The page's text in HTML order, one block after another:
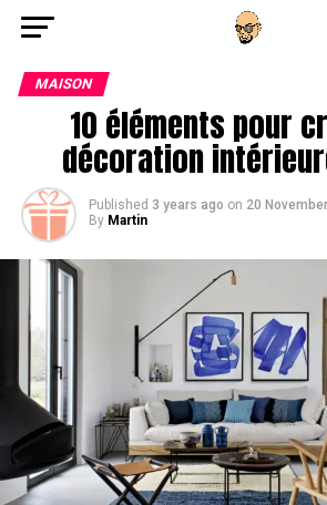
MAISON
10 éléments pour
décoration
Published 3 years ago on 20
By Martin
Go to mobile version